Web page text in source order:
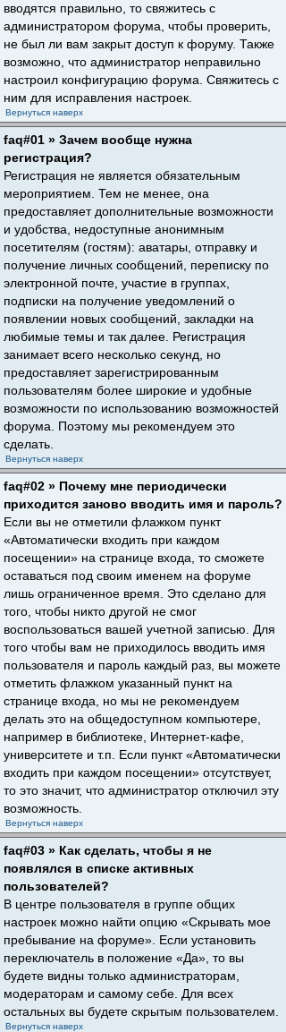
вводятся правильно, то свяжитесь с
администратором форума, чтобы проверить,
не был ли вам закрыт доступ к форуму. Также
возможно, что администратор неправильно
настроил конфигурацию форума. Свяжитесь с
ним для исправления настроек.
Вернуться наверх
faq#01 » Зачем вообще нужна
регистрация?
Регистрация не является обязательным
мероприятием. Тем не менее, она
предоставляет дополнительные возможности
и удобства, недоступные анонимным
посетителям (гостям): аватары, отправку и
получение личных сообщений, переписку по
электронной почте, участие в группах,
подписки на получение уведомлений о
появлении новых сообщений, закладки на
любимые темы и так далее. Регистрация
занимает всего несколько секунд, но
предоставляет зарегистрированным
пользователям более широкие и удобные
возможности по использованию возможностей
форума. Поэтому мы рекомендуем это
сделать.
Вернуться наверх
faq#02 » Почему мне периодически
приходится заново вводить имя и пароль?
Если вы не отметили флажком пункт
«Автоматически входить при каждом
посещении» на странице входа, то сможете
оставаться под своим именем на форуме
лишь ограниченное время. Это сделано для
того, чтобы никто другой не смог
воспользоваться вашей учетной записью. Для
того чтобы вам не приходилось вводить имя
пользователя и пароль каждый раз, вы можете
отметить флажком указанный пункт на
странице входа, но мы не рекомендуем
делать это на общедоступном компьютере,
например в библиотеке, Интернет-кафе,
университете и т.п. Если пункт «Автоматически
входить при каждом посещении» отсутствует,
то это значит, что администратор отключил эту
возможность.
Вернуться наверх
faq#03 » Как сделать, чтобы я не
появлялся в списке активных
пользователей?
В центре пользователя в группе общих
настроек можно найти опцию «Скрывать мое
пребывание на форуме». Если установить
переключатель в положение «Да», то вы
будете видны только администраторам,
модераторам и самому себе. Для всех
остальных вы будете скрытым пользователем.
Вернуться наверх